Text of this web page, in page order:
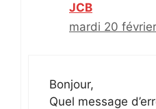
JCB
mardi 20
Bonjour,
Quel message